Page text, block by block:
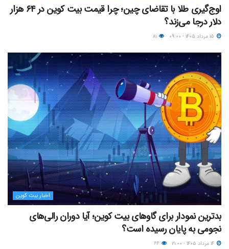
اوج‌گیری طلا با تقاضای چین؛ چرا قیمت بیت کوین در ۶۴ هزار
دلار درجا می‌زند؟
اخبار بیت کوین
بدترین نمودار برای گاوهای بیت کوین؛ آیا دوران رالی‌های
نجومی به پایان رسیده است؟